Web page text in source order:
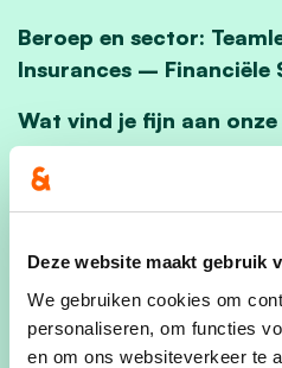
Deze website maakt gebruik
We gebruiken cookies om
personaliseren, om functies
en om ons websiteverkeer te
Beroep en sector:
Insurances – Financiële
Wat vind je fijn aan onze
De ongebreidelde
In welke verenigingen
Driekoningengroep
WZC, OLV Ten Rozen